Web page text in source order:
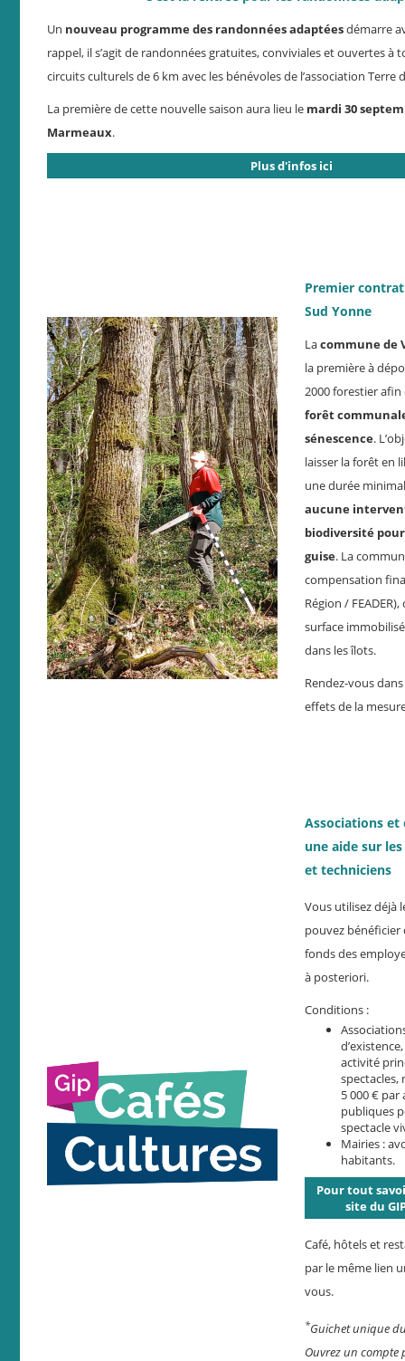
Un nouveau programme des randonnées adaptéesdémarre
rappel, il s’agit de randonnées gratuites, conviviales et ouvertes à
circuits culturels de 6 km avec les bénévoles de l’association Terre
La première de cette nouvelle saison aura lieu le mardi 30
Marmeaux.
Plus d'infos ici
Premier
Sud Yonne
Lacommune de
la première à
2000 forestier afin
forêt
sénescence.
laisser la forêt en
une durée
aucune
biodiversité
guise. La
compensation
Région /
surface
dans les îlots.
Rendez-vous
effets de la
Associations et
une aide sur
et techniciens
Vous utilisez déjà
pouvez bénéficier
fonds des
à posteriori.
Conditions :
activité
spectacles,
5 000 €
publiques
spectacle
Mairies :
habitants.
Pour tout
site du
Café, hôtels et
par le même lien
vous.
*Guichet unique
Ouvrez un compte